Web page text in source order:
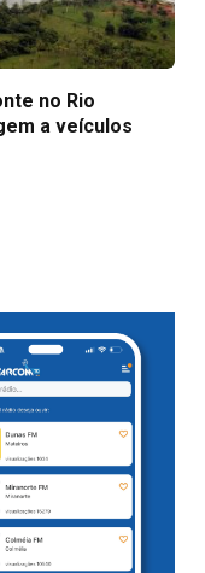
no Rio
a veículos